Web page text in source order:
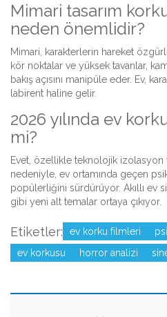
Mimari tasarım
neden önemlidir?
Mimari, karakterlerin hareket
kör noktalar ve yüksek tavanlar,
bakış açısını manipüle eder. Ev,
labirent haline gelir.
2026 yılında ev
mi?
Evet, özellikle teknolojik izolasyon
nedeniyle, ev ortamında geçen
popülerliğini sürdürüyor. Akıllı ev
gibi yeni alt temalar ortaya çıkıyor.
Etiketler: ev korku filmleri
ev korkusu
horror analizi